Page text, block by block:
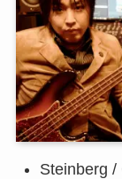
Steinberg /